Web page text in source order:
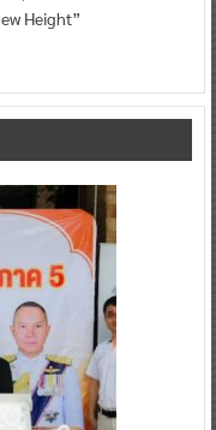
Height”